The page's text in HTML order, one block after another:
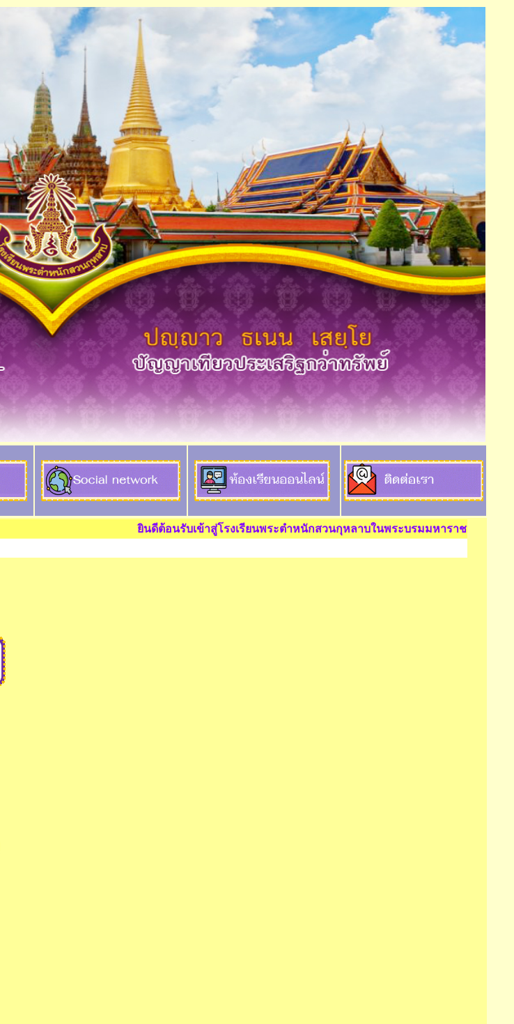
ยินดีต้อนรับเข้าสู่โรงเรียนพระตำหนักสวนกุหลาบในพระบรมมหาราชวัง สำนักงานเขตพื้